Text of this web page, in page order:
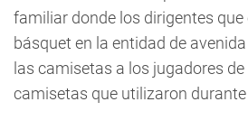
familiar donde los dirigentes que
básquet en la entidad de
las camisetas a los jugadores
camisetas que utilizaron durante